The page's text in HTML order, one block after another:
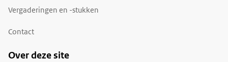
Vergaderingen en -stukken
Contact
Over deze site